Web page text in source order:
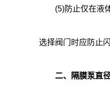
(5)防止仅在液体
选择阀门时应防止
二、隔膜泵直径